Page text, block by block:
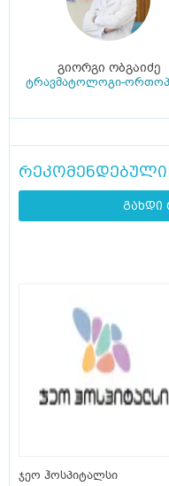
გიორგი ობგაიძე
ტრავმატოლოგი-
რეკომენდებული
გახდი
ჯეო ჰოსპიტალსი